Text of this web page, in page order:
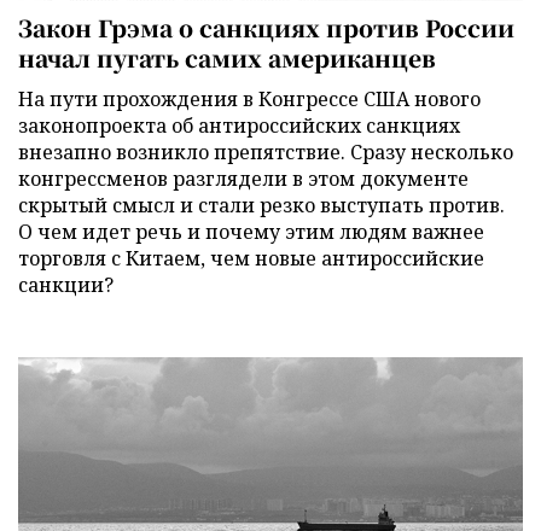
Закон Грэма о санкциях против России
начал пугать самих американцев
На пути прохождения в Конгрессе США нового
законопроекта об антироссийских санкциях
внезапно возникло препятствие. Сразу несколько
конгрессменов разглядели в этом документе
скрытый смысл и стали резко выступать против.
О чем идет речь и почему этим людям важнее
торговля с Китаем, чем новые антироссийские
санкции?